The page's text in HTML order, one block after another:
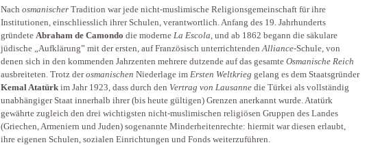
Nach osmanischer Tradition war jede nicht-muslimische Religionsgemeinschaft für ihre
Institutionen, einschliesslich ihrer Schulen, verantwortlich. Anfang des 19. Jahrhunderts
gründete Abraham de Camondo die moderne La Escola , und ab 1862 begann die säkulare
jüdische „Aufklärung” mit der ersten, auf Französisch unterrichtenden Alliance-Schule, von
denen sich in den kommenden Jahrzenten mehrere dutzende auf das gesamte Osmanische Reich
ausbreiteten. Trotz derosmanischen Niederlage im Ersten Weltkrieg gelang es dem Staatsgründer
Kemal Atatürk im Jahr 1923, dass durch den Vertrag von Lausanne die Türkei als vollständig
unabhängiger Staat innerhalb ihrer (bis heute gültigen) Grenzen anerkannt wurde. Atatürk
gewährte zugleich den drei wichtigsten nicht-muslimischen religiösen Gruppen des Landes
(Griechen, Armeniern und Juden) sogenannte Minder­heitenrechte: hiermit war diesen erlaubt,
ihre eigenen Schulen, sozialen Einrichtungen und Fonds weiterzuführen.